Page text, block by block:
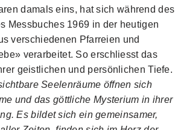
damals eins, hat sich während des
Messbuches 1969 in der heutigen
verschiedenen Pfarreien und
verarbeitet. So erschliesst das
geistlichen und persönlichen Tiefe.
Seelenräume öffnen sich
und das göttliche Mysterium in ihrer
Es bildet sich ein gemeinsamer,